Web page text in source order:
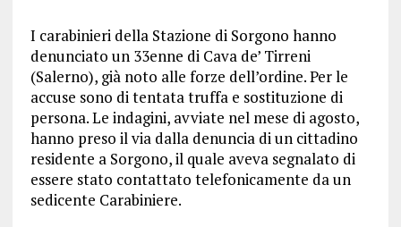
I carabinieri della Stazione di Sorgono hanno
denunciato un 33enne di Cava de’ Tirreni
(Salerno), già noto alle forze dell’ordine. Per le
accuse sono di tentata truffa e sostituzione di
persona. Le indagini, avviate nel mese di agosto,
hanno preso il via dalla denuncia di un cittadino
residente a Sorgono, il quale aveva segnalato di
essere stato contattato telefonicamente da un
sedicente Carabiniere.